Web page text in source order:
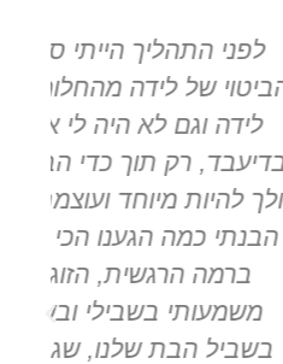
סקפטית על
ולהגשים
לי איזה חלום.
הבנתי כמה זה
ורק בלידה
הכי מוכנים שיש
הזוגית. מאוד
ובשבילנו וגם
שגם לה היתה